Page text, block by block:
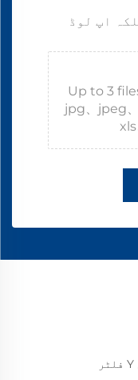
اپ لوڈ
Up to 3
jpg、jpeg